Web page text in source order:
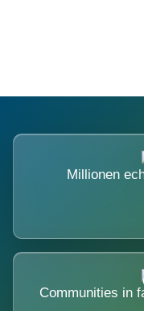
Millionen
Communities in